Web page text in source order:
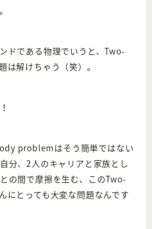
ドである物理でいうと、Two-
解けちゃう（笑）。
problemはそう簡単ではない
分、2人のキャリアと家族とし
の間で摩擦を生む、このTwo-
とっても大変な問題なんです